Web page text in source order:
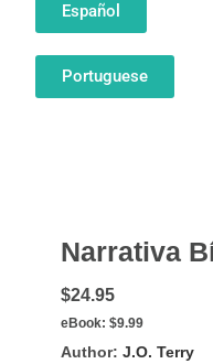
Español
Portuguese
Narrativa
$24.95
eBook: $9.99
Author: J.O. Terry